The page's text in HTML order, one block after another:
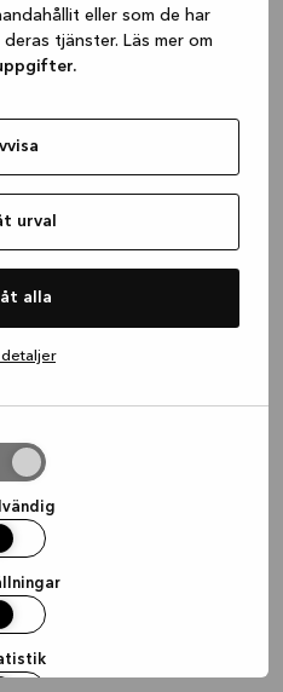
eller som de har
tjänster. Läs mer om
urval
alla
detaljer
the browser console for more
.